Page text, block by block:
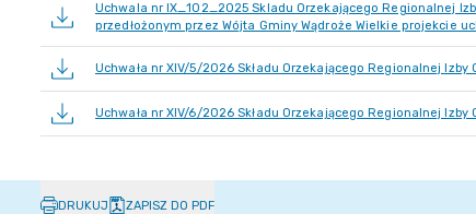
Uchwala nr IX_102_2025 Skladu Orzekającego Regionalnej
przedłożonym przez Wójta Gminy Wądroże Wielkie projekcie
Uchwała nr XIV/5/2026 Składu Orzekającego Regionalnej
Uchwała nr XIV/6/2026 Składu Orzekającego Regionalnej
DRUKUJ ZAPISZ DO PDF